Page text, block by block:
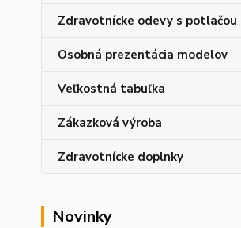
Zdravotnícke odevy s potlačou
Osobná prezentácia modelov
Veľkostná tabuľka
Zákazková výroba
Zdravotnícke doplnky
Novinky